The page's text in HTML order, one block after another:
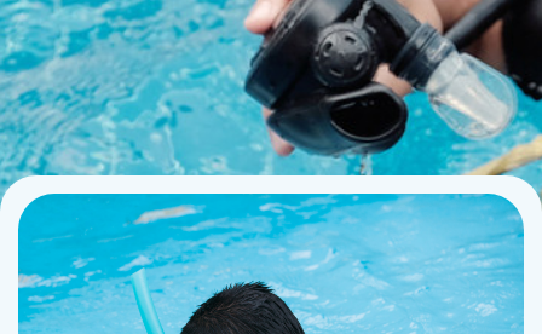
La plongée technique
La plongée adaptée
L'audiovisuel
La TSA et le TSC
Les sciences
La médecine
Contact